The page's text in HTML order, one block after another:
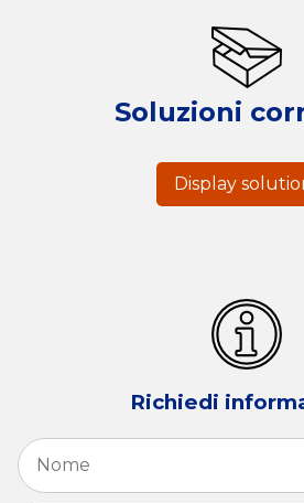
Soluzioni
Display
Richiedi
Nome *